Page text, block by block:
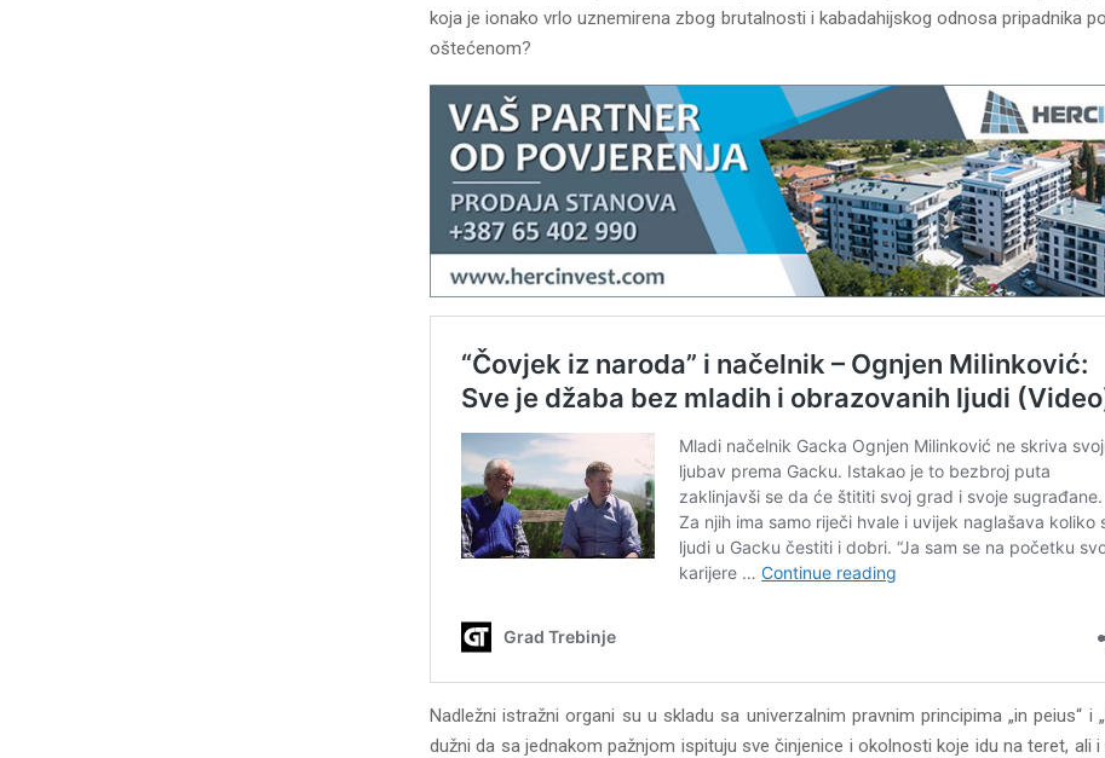
koja je ionako vrlo uznemirena zbog brutalnosti i kabadahijskog odnosa pripadnika
oštećenom?
Nadležni istražni organi su u skladu sa univerzalnim pravnim principima „in peius“ i
dužni da sa jednakom pažnjom ispituju sve činjenice i okolnosti koje idu na teret, ali